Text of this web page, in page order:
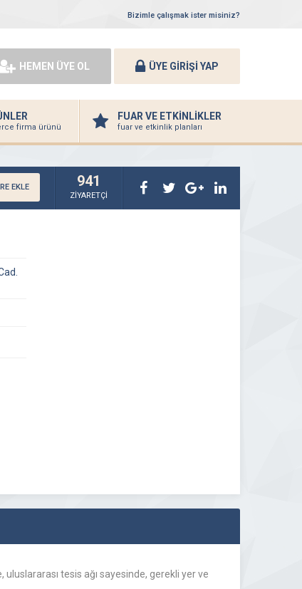
Bizimle çalışmak ister misiniz?
HEMEN ÜYE OL ÜYE GİRİŞİ YAP
firma ürünü
FUAR VE ETKİNLİKLER
fuar ve etkinlik planları
EKLE 941
ZİYARETÇİ
tesis ağı sayesinde, gerekli yer ve